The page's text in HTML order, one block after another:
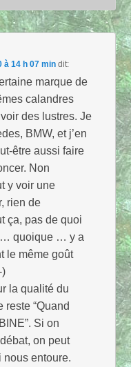
à 14 h 07 min dit:
marque de
calandres
des lustres. Je
BMW, et j’en
être aussi faire
Non
y voir une
rien de
ça, pas de quoi
… quoique … y a
le même goût
)
la qualité du
reste “Quand
Si on
on peut
nous entoure.